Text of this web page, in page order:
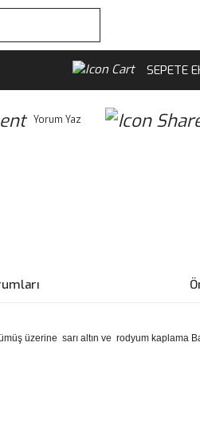
SEPETE
Yorum Yaz
üzerine sarı altın ve rodyum kaplama